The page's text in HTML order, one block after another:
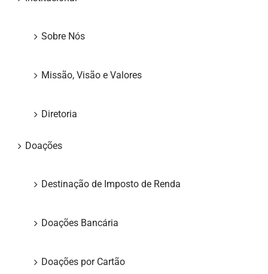
Sobre Nós
Missão, Visão e Valores
Diretoria
Doações
Destinação de Imposto de Renda
Doações Bancária
Doações por Cartão